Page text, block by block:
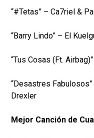
“#Tetas” – Ca7riel &
“Barry Lindo” – El
“Tus Cosas (Ft.
“Desastres
Drexler
Mejor Canción de